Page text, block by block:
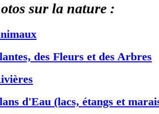
sur la nature :
des Fleurs et des Arbres
d'Eau (lacs, étangs et